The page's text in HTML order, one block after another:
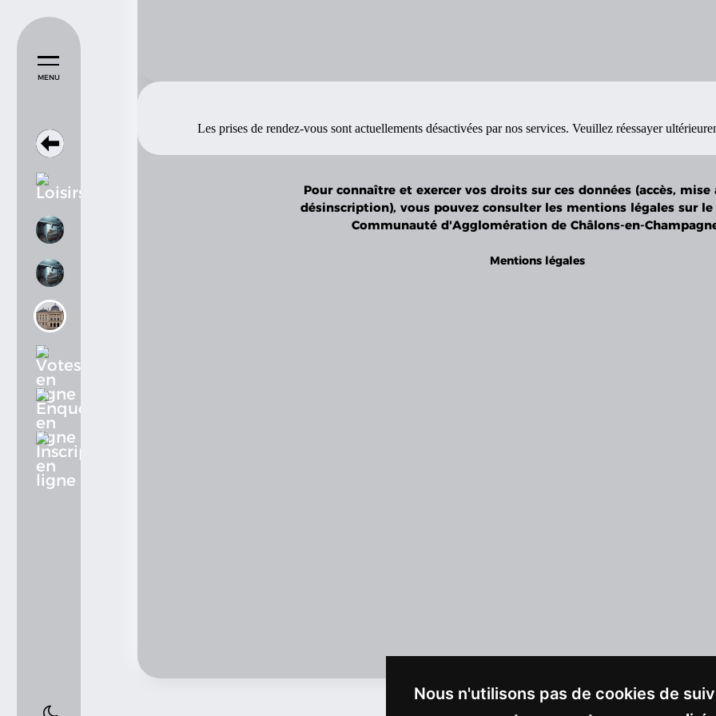
Nous n'utilisons pas de cookies de
Les prises de rendez-vous sont actuellements désactivées par nos services. Veuillez réessayer
Pour connaître et exercer vos droits sur ces données (accès, mise
désinscription), vous pouvez consulter les mentions légales sur
Communauté d'Agglomération de Châlons-en-
Mentions légales